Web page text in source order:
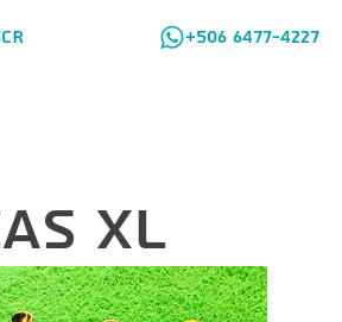
+506 6477-4227
XL